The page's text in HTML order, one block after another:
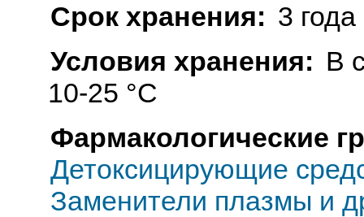
Срок хранения: 3 года
Условия хранения: В
10-25 °C
Фармакологические
Детоксицирующие
Заменители плазмы и